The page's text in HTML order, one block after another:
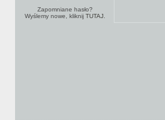
Zapomniane hasło?
Wyślemy nowe, kliknij TUTAJ.